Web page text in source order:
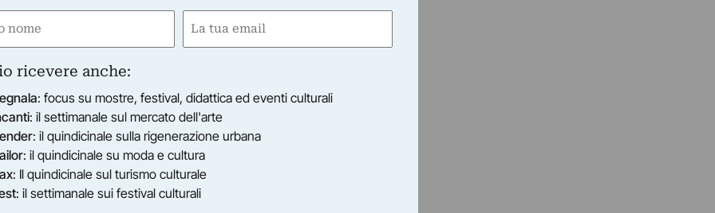
torinese è stato reso più accogliente e
gli lo anima, Pazienti e Personale, grazie alla
di Donna onlus, che ha coinvolto la società
club di servizio, imprese e istituzioni,
italiana di istituzioni culturali al servizio della
con il curatore Marco Bazzini e il
di Educazione del Castello di Rivoli,
una tela di benvenuto per l’atrio.
Email
ricevere anche:
: focus su mostre, festival, didattica ed eventi culturali
: il settimanale sul mercato dell'arte
: il quindicinale sulla rigenerazione urbana
: il quindicinale su moda e cultura
: Il quindicinale sul turismo culturale
: il settimanale sui festival culturali